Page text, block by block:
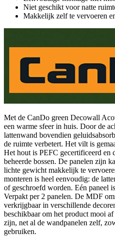
Niet geschikt voor natte
Makkelijk zelf te vervoeren
Met de CanDo green Decowall
een warme sfeer in huis. Door de
lattenwand bovendien
de ruimte verbetert. Het vilt is
Het hout is PEFC gecertificeerd en
beheerde bossen. De panelen zijn
lichte gewicht makkelijk te
monteren is heel eenvoudig: de
of geschroefd worden. Eén paneel
Verpakt per 2 panelen. De MDF
verkrijgbaar in verschillende
beschikbaar om het product mooi
zijn, net al de wandpanelen zelf,
gebruiken.